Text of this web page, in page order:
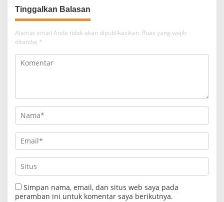
Alamat email Anda tidak akan dipublikasikan. Ruas yang wajib
ditandai *
Simpan nama, email, dan situs web saya pada
peramban ini untuk komentar saya berikutnya.